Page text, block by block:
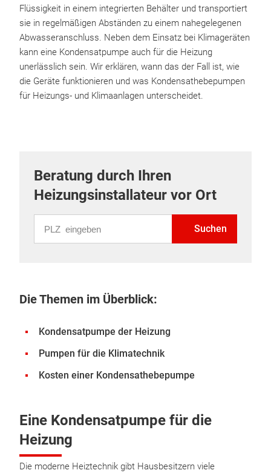
Flüssigkeit in einem integrierten Behälter und transportiert
sie in regelmäßigen Abständen zu einem nahegelegenen
Abwasseranschluss. Neben dem Einsatz bei Klimageräten
kann eine Kondensatpumpe auch für die Heizung
unerlässlich sein. Wir erklären, wann das der Fall ist, wie
die Geräte funktionieren und was Kondensathebepumpen
für Heizungs- und Klimaanlagen unterscheidet.
Beratung durch Ihren
Heizungsinstallateur vor Ort
Suchen
Die Themen im Überblick:
Kondensatpumpe der Heizung
Pumpen für die Klimatechnik
Kosten einer Kondensathebepumpe
Eine Kondensatpumpe für die
Heizung
Die moderne Heiztechnik gibt Hausbesitzern viele